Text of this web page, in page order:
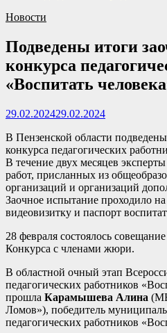
Новости
Подведены итоги
конкурса
«Воспитать
29.02.202429.02.2024
В Пензенской области
конкурса педагогических
В течение двух месяцев
работ, присланных из
организаций и организаций
Заочное испытание проходило
видеовизитку и паспорт
28 февраля состоялось
Конкурса с членами жюри.
В областной очный этап
педагогических работников
прошла Карамышева Алина
Ломов»), победитель
педагогических работников